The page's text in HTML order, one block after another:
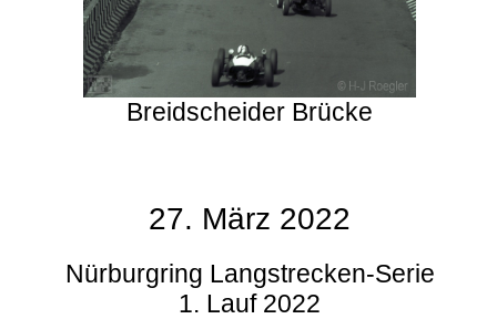
Breidscheider Brücke
27. März 2022
Nürburgring Langstrecken-Serie
1. Lauf 2022